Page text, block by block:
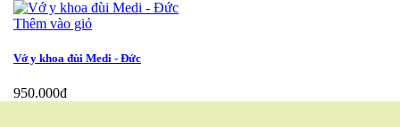
Thêm vào giỏ
Vớ y khoa đùi Medi - Đức
950.000đ